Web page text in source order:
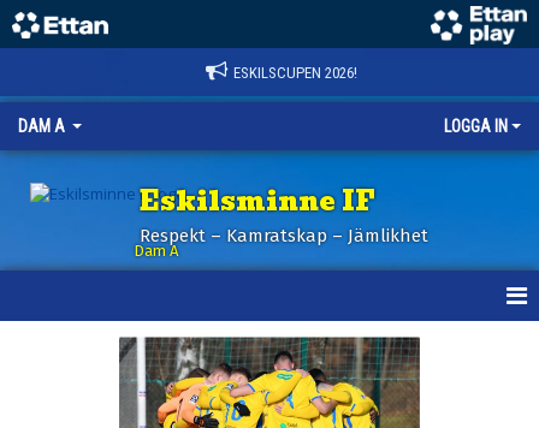
ESKILSCUPEN 2026!
DAM A LOGGA IN
Eskilsminne IF
Respekt – Kamratskap – Jämlikhet
Dam A